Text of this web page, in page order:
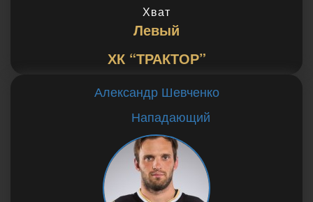
Хват
Левый
ХК “ТРАКТОР”
Александр Шевченко
Нападающий